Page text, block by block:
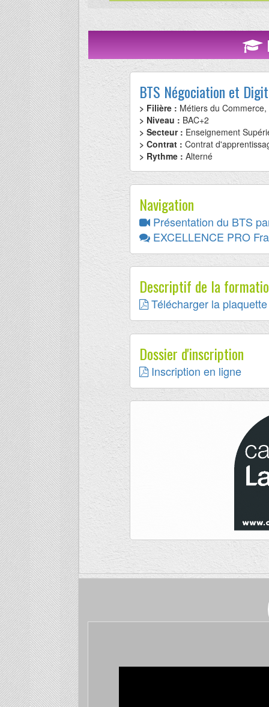
BTS Négociation et
> Filière : Métiers du
> Niveau : BAC+2
> Secteur : Enseignement
> Contrat : Contrat
> Rythme : Alterné
Navigation
Présentation du BTS
EXCELLENCE PRO
Descriptif de la
Télécharger la
Dossier d'inscription
Inscription en ligne